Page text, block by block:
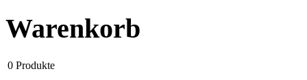
Warenkorb
0 Produkte